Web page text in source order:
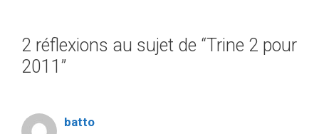
2 réflexions au sujet de “Trine 2 pour
2011”
batto